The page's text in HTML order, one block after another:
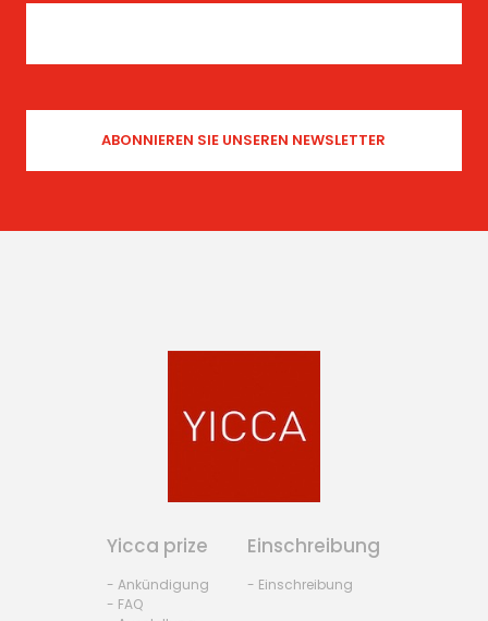
Yicca prize
- Ankündigung
- FAQ
Einschreibung
- Einschreibung